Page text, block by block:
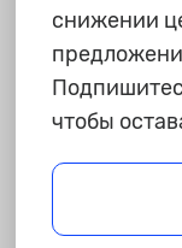
снижении
чтобы